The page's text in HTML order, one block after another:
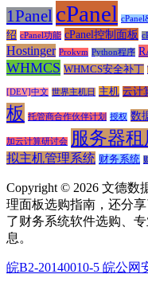
1Panel cPanel
绍 cPanel功能 cPanel控制面板
Hostinger Prokvm Python程序
WHMCS WHMCS安全补丁
[DEV]中文 世界主机日 主机 云计
板
托管商合作伙伴计划 授权 数
加云计算研讨会 服务器租
拟主机管理系统 财务系统
Copyright © 2026 文德数
理面板选购指南，还分
了财务系统软件选购、
息。
皖B2-20140010-5 皖公网